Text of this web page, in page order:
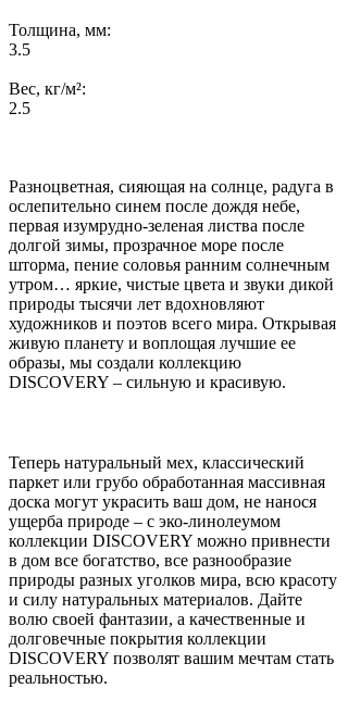
Толщина, мм:
3.5
Вес, кг/м²:
2.5
Разноцветная, сияющая на солнце, радуга в
ослепительно синем после дождя небе,
первая изумрудно-зеленая листва после
долгой зимы, прозрачное море после
шторма, пение соловья ранним солнечным
утром… яркие, чистые цвета и звуки дикой
природы тысячи лет вдохновляют
художников и поэтов всего мира. Открывая
живую планету и воплощая лучшие ее
образы, мы создали коллекцию
DISCOVERY – сильную и красивую.
Теперь натуральный мех, классический
паркет или грубо обработанная массивная
доска могут украсить ваш дом, не нанося
ущерба природе – с эко-линолеумом
коллекции DISCOVERY можно привнести
в дом все богатство, все разнообразие
природы разных уголков мира, всю красоту
и силу натуральных материалов. Дайте
волю своей фантазии, а качественные и
долговечные покрытия коллекции
DISCOVERY позволят вашим мечтам стать
реальностью.